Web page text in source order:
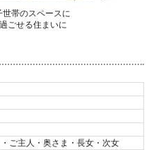
帯のスペースに
ごせる住まいに
ご主人・奥さま・長女・次女